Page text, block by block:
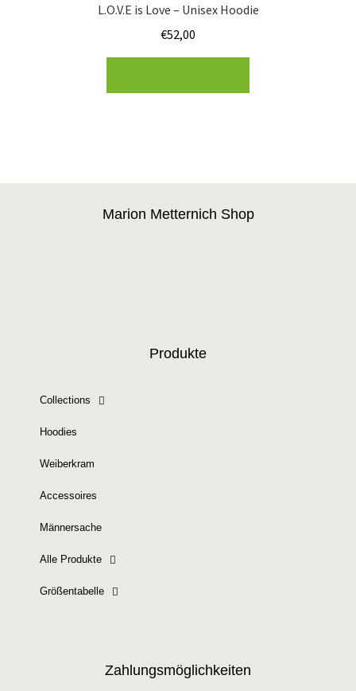
L.O.V.E is Love – Unisex Hoodie
€52,00
Marion Metternich Shop
Produkte
Collections
Hoodies
Weiberkram
Accessoires
Männersache
Alle Produkte
Größentabelle
Zahlungsmöglichkeiten